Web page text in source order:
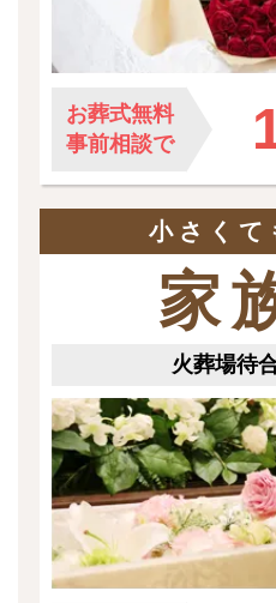
お葬式無料
事前相談で
小さくて
家
火葬場待